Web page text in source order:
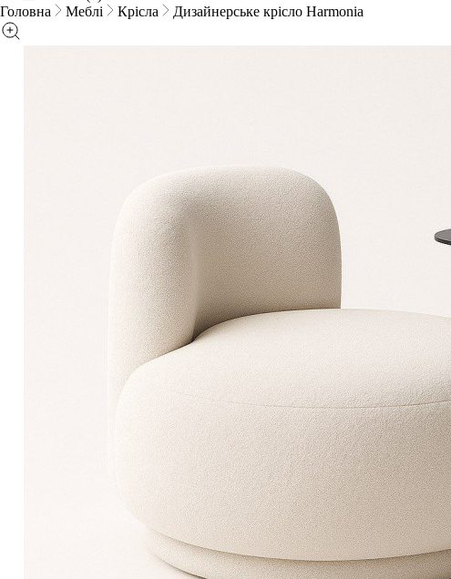
Головна
Меблі Крісла Дизайнерське крісло Harmonia